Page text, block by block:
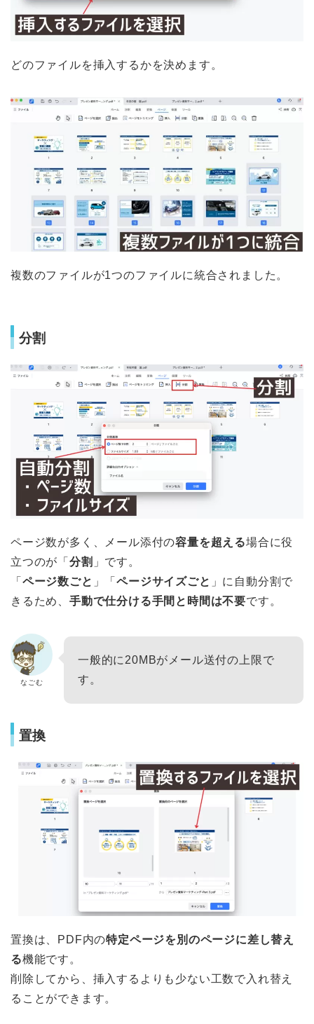
どのファイルを挿入するかを決めます。
複数のファイルが1つのファイルに統合されました。
分割
ページ数が多く、メール添付の容量を超える場合に役
立つのが「 分割 」です。
「 ページ数ごと 」「ページサイズごと 」に自動分割で
きるため、 手動で仕分ける手間と時間は不要です。
なごむ
一般的に20MBがメール送付の上限で
す。
置換
置換は、PDF内の特定ページを別のページに差し替え
る機能です。
削除してから、挿入するよりも少ない工数で入れ替え
ることができます。